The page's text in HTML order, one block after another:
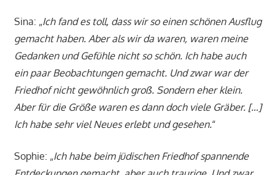
Sina: „Ich fand es toll, dass wir so einen schönen Ausflug
gemacht haben. Aber als wir da waren, waren meine
Gedanken und Gefühle nicht so schön. Ich habe auch
ein paar Beobachtungen gemacht. Und zwar war der
Friedhof nicht gewöhnlich groß. Sondern eher klein.
Aber für die Größe waren es dann doch viele Gräber. […]
Ich habe sehr viel Neues erlebt und gesehen.“
Sophie: „Ich habe beim jüdischen Friedhof spannende